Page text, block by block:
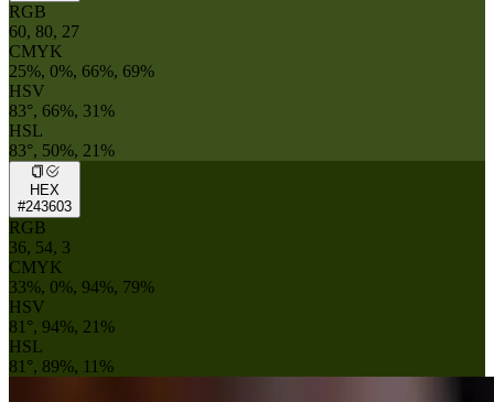
RGB
60, 80, 27
CMYK
25%, 0%, 66%, 69%
HSV
83°, 66%, 31%
HSL
83°, 50%, 21%
HEX
#243603
RGB
36, 54, 3
CMYK
33%, 0%, 94%, 79%
HSV
81°, 94%, 21%
HSL
81°, 89%, 11%